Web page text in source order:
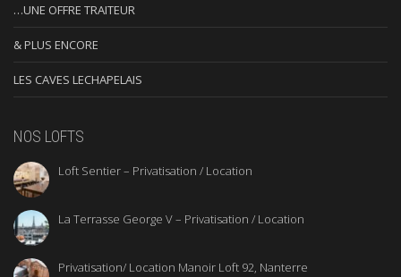
…UNE OFFRE TRAITEUR
& PLUS ENCORE
LES CAVES LECHAPELAIS
NOS LOFTS
Loft Sentier – Privatisation / Location
La Terrasse George V – Privatisation / Location
Privatisation/ Location Manoir Loft 92, Nanterre